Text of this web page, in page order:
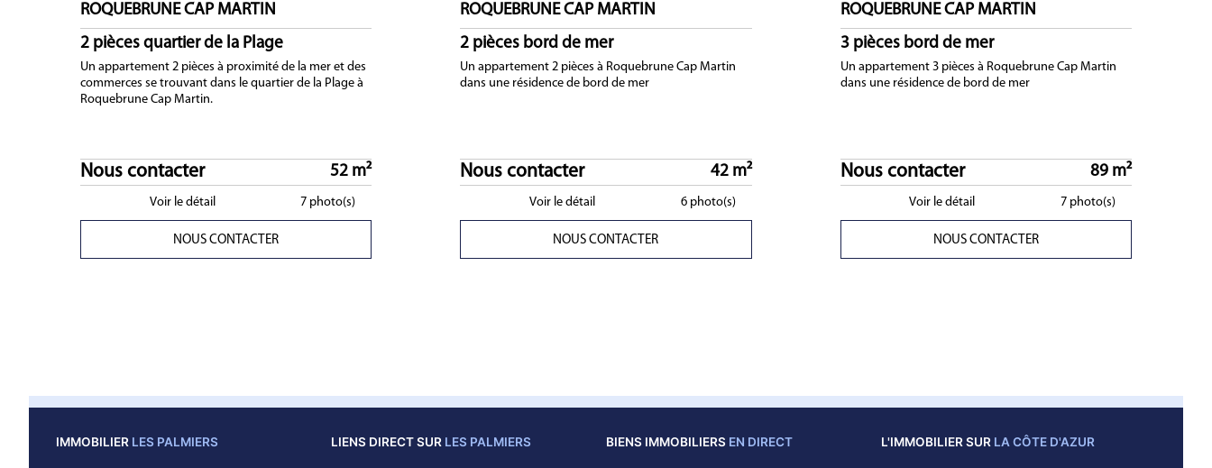
ROQUEBRUNE CAP MARTIN
2 pièces quartier de la Plage
Un appartement 2 pièces à proximité de la mer et des
commerces se trouvant dans le quartier de la Plage à
Roquebrune Cap Martin.
Nous contacter 52 m²
Voir le détail 7 photo(s)
NOUS CONTACTER
ROQUEBRUNE CAP MARTIN
2 pièces bord de mer
Un appartement 2 pièces à Roquebrune Cap Martin
dans une résidence de bord de mer
Nous contacter 42 m²
Voir le détail 6 photo(s)
NOUS CONTACTER
ROQUEBRUNE CAP MARTIN
3 pièces bord de mer
Un appartement 3 pièces à Roquebrune Cap Martin
dans une résidence de bord de mer
Nous contacter 89 m²
Voir le détail 7 photo(s)
NOUS CONTACTER
IMMOBILIER LES PALMIERS LIENS DIRECT SUR LES PALMIERS BIENS IMMOBILIERS EN DIRECT L'IMMOBILIER SUR LA CÔTE D'AZUR